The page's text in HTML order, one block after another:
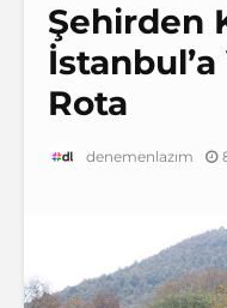
Şehirden
İstanbul’a
Rota
denemenlazım